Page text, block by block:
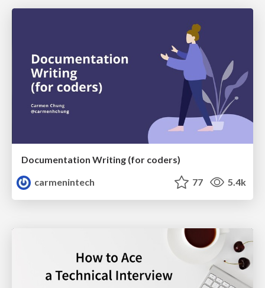
Documentation Writing (for coders)
carmenintech
77 5.4k